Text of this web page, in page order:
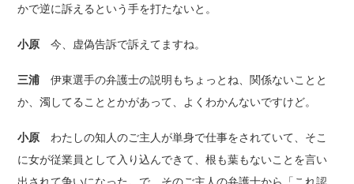
かで逆に訴えるという手を打たないと。
小原 今、虚偽告訴で訴えてますね。
三浦 伊東選手の弁護士の説明もちょっとね、関係ないことと
か、濁してることとかがあって、よくわかんないですけど。
小原 わたしの知人のご主人が単身で仕事をされていて、そこ
に女が従業員として入り込んできて、根も葉もないことを言い